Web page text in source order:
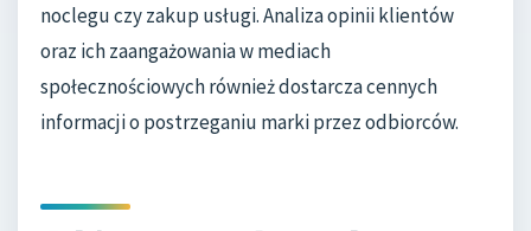
noclegu czy zakup usługi. Analiza opinii klientów
oraz ich zaangażowania w mediach
społecznościowych również dostarcza cennych
informacji o postrzeganiu marki przez odbiorców.